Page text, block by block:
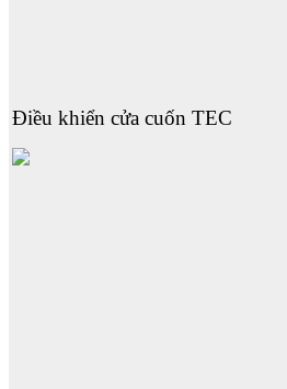
Điều khiển cửa cuốn TEC